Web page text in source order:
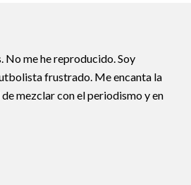
No me he reproducido. Soy
frustrado. Me encanta la
mezclar con el periodismo y en